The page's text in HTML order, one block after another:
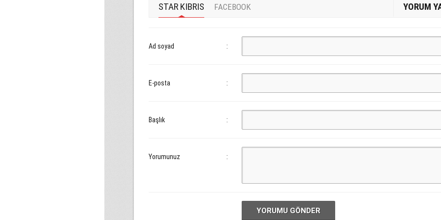
STAR KIBRIS FACEBOOK YORUM
Ad soyad :
E-posta :
Başlık :
Yorumunuz :
YORUMU GÖNDER